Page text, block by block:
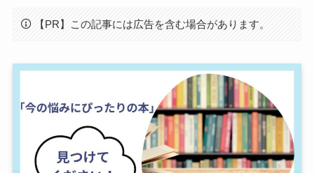
【PR】この記事には広告を含む場合があります。